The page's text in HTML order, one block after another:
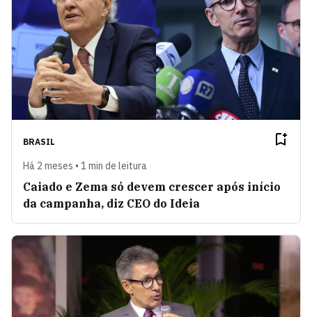
BRASIL
Há 2 meses • 1 min de leitura
Caiado e Zema só devem crescer após início
da campanha, diz CEO do Ideia